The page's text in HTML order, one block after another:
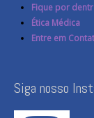
Fique por
Ética Médica
Entre em
Siga nosso